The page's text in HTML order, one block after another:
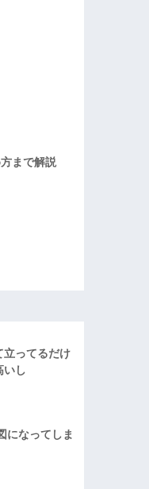
まで解説
立ってるだけ
いし
になってしま